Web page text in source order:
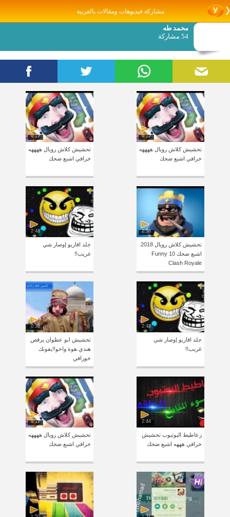
مشاركة فيديوهات ومقالات بالعربية
محمد طه
54 مشاركة
9:12
تحشيش كلاش رويال ههههه
خرافي اشبع ضحك
9:12
تحشيش كلاش رويال ههههه
خرافي اشبع ضحك
2:56
تحشيش كلاش رويال 2018
اشبع ضحك 10 Funny
Clash Royale
2:48
جلد اقاريو |وصار شي
غريب!!
2:48
جلد اقاريو |وصار شي
غريب!!
0:36
تحشيش ابو عطوان يرقص
هندي.هوة واخو!!يفوتك
خورافي
2:44
زعاطيط اليوتيوب تحشيش
خرافي هههه اشيع ضحك
9:12
تحشيش كلاش رويال ههههه
خرافي اشبع ضحك